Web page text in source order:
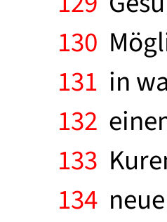
130
131 in
132
133
134